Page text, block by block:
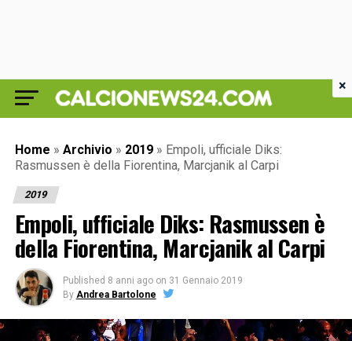
Home » Archivio » 2019 » Empoli, ufficiale Diks:
Rasmussen è della Fiorentina, Marcjanik al Carpi
2019
Empoli, ufficiale Diks: Rasmussen è
della Fiorentina, Marcjanik al Carpi
Published 8 anni ago on 31 Gennaio 2019
By Andrea Bartolone
×